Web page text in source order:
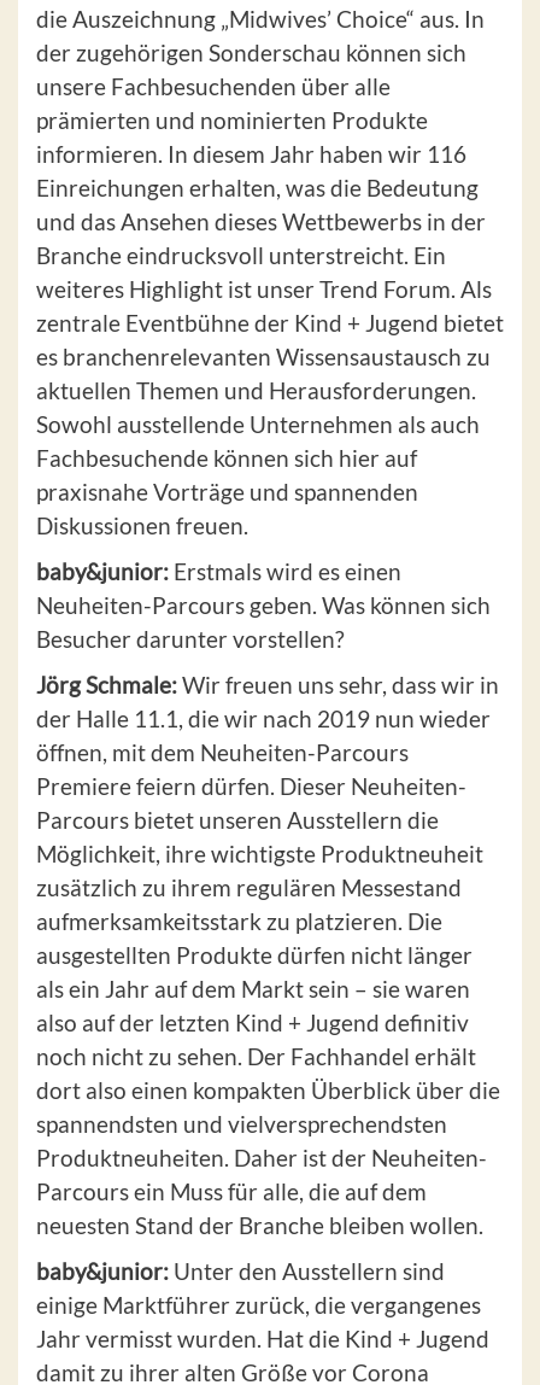
die Auszeichnung „Midwives’ Choice“ aus. In
der zugehörigen Sonderschau können sich
unsere Fachbesuchenden über alle
prämierten und nominierten Produkte
informieren. In diesem Jahr haben wir 116
Einreichungen erhalten, was die Bedeutung
und das Ansehen dieses Wettbewerbs in der
Branche eindrucksvoll unterstreicht. Ein
weiteres Highlight ist unser Trend Forum. Als
zentrale Eventbühne der Kind + Jugend bietet
es branchenrelevanten Wissensaustausch zu
aktuellen Themen und Herausforderungen.
Sowohl ausstellende Unternehmen als auch
Fachbesuchende können sich hier auf
praxisnahe Vorträge und spannenden
Diskussionen freuen.
baby&junior: Erstmals wird es einen
Neuheiten-Parcours geben. Was können sich
Besucher darunter vorstellen?
Jörg Schmale:Wir freuen uns sehr, dass wir in
der Halle 11.1, die wir nach 2019 nun wieder
öffnen, mit dem Neuheiten-Parcours
Premiere feiern dürfen. Dieser Neuheiten-
Parcours bietet unseren Ausstellern die
Möglichkeit, ihre wichtigste Produktneuheit
zusätzlich zu ihrem regulären Messestand
aufmerksamkeitsstark zu platzieren. Die
ausgestellten Produkte dürfen nicht länger
als ein Jahr auf dem Markt sein – sie waren
also auf der letzten Kind + Jugend definitiv
noch nicht zu sehen. Der Fachhandel erhält
dort also einen kompakten Überblick über die
spannendsten und vielversprechendsten
Produktneuheiten. Daher ist der Neuheiten-
Parcours ein Muss für alle, die auf dem
neuesten Stand der Branche bleiben wollen.
baby&junior: Unter den Ausstellern sind
einige Marktführer zurück, die vergangenes
Jahr vermisst wurden. Hat die Kind + Jugend
damit zu ihrer alten Größe vor Corona